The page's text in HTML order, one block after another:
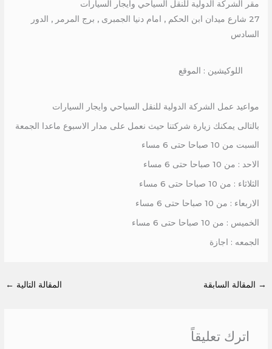
مقر الشركة الدولية للنقل السياحي وايجار السيارات
27 شارع ميدان ابن الحكم , امام دنيا الجمبرى , برج المرمر , الدور
السادس
اللوكيشين : الموقع
مواعيد عمل الشركة الدولية للنقل السياحي وايجار السيارات
بالتالى يمكنك زيارة شركتنا حيث نعمل على مدار الاسبوع ماعدا الجمعة
السبت من 10 صباحا حتى 6 مساء
الاحد : من 10 صباحا حتى 6 مساء
الثلاثاء : من 10 صباحا حتى 6 مساء
الاربعاء : من 10 صباحا حتى 6 مساء
الخميس : من 10 صباحا حتى 6 مساء
الجمعه : اجازة
→ المقالة السابقة المقالة التالية ←
اترك تعليقاً